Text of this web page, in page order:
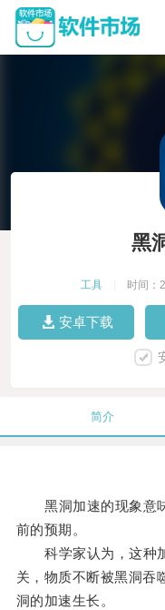
黑
工具 时间：
安卓下载
简介
黑洞加速的现象意味
前的预期。
科学家认为，这种加
关，物质不断被黑洞吞
洞的加速生长。